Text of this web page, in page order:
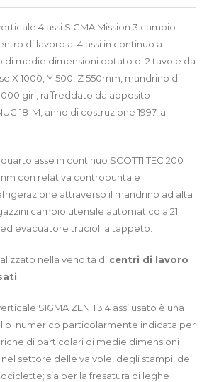
4 assi SIGMA Mission 3 cambio
di lavoro a 4 assi in continuo a
di medie dimensioni dotato di 2 tavole da
X 1000, Y 500, Z 550mm, mandrino di
giri, raffreddato da apposito
18-M, anno di costruzione 1997, a
asse in continuo SCOTTI TEC 200
con relativa contropunta e
attraverso il mandrino ad alta
cambio utensile automatico a 21
evacuatore trucioli a tappeto.
nella vendita di centri di lavoro
SIGMA ZENIT3 4 assi usato è una
numerico particolarmente indicata per
di particolari di medie dimensioni
settore delle valvole, degli stampi, dei
sia per la fresatura di leghe